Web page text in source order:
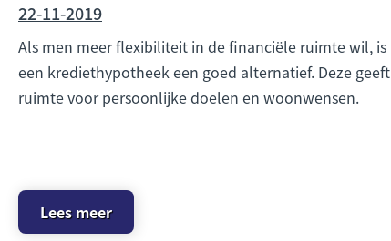
22-11-2019
Als men meer flexibiliteit in de financiële ruimte wil, is
een krediethypotheek een goed alternatief. Deze geeft
ruimte voor persoonlijke doelen en woonwensen.
Lees meer